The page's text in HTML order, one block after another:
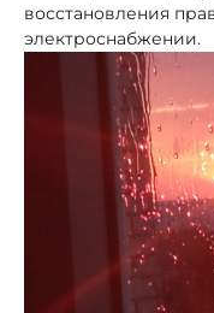
восстановления
электроснабжении.